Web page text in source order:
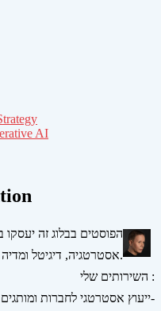
AI
הפוסטים בבלוג זה
אסטרטגיה, דיגיטל ומדיה חברתית.
השירותים שלי :
ייעוץ אסטרטגי לחברות ומותגים גדולים- בניית אסטרטגיה דיגיטלית-